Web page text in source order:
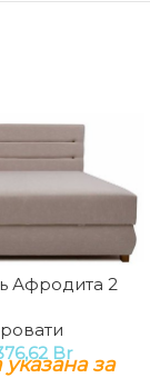
Афродита 2
Br
за